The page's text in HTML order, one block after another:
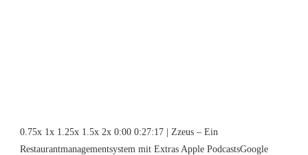
0.75x 1x 1.25x 1.5x 2x 0:00 0:27:17 | Zzeus – Ein
Restaurantmanagementsystem mit Extras Apple PodcastsGoogle